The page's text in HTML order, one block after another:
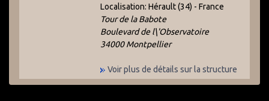
Localisation: Hérault (34) - France
Tour de la Babote
Boulevard de l\'Observatoire
34000 Montpellier
Voir plus de détails sur la structure